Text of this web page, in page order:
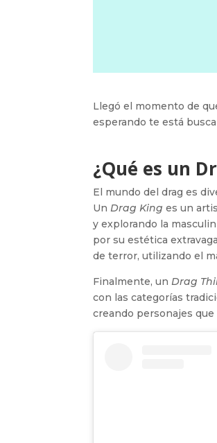
Llegó el momento de
esperando te está
¿Qué es un
El mundo del drag es
UnDrag King es un
y explorando la
por su estética
de terror, utilizando el
Finalmente, unDrag
con las categorías
creando personajes